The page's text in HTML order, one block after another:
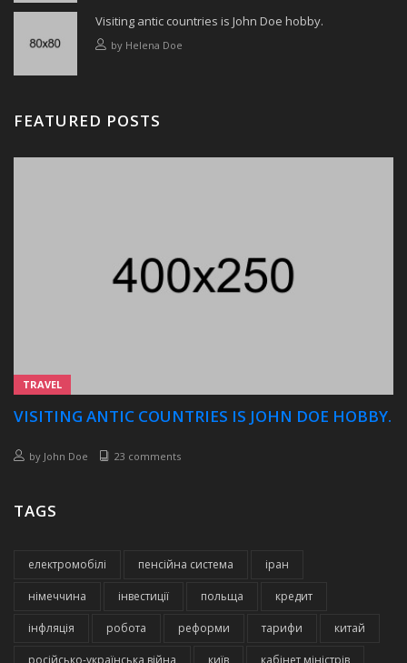
Visiting antic countries is John Doe hobby.
by Helena Doe
FEATURED POSTS
TRAVEL
VISITING ANTIC COUNTRIES IS JOHN DOE HOBBY.
by John Doe 23 comments
TAGS
електромобілі пенсійна система іран
німеччина інвестиції польща кредит
інфляція робота реформи тарифи китай
російсько-українська війна київ кабінет міністрів